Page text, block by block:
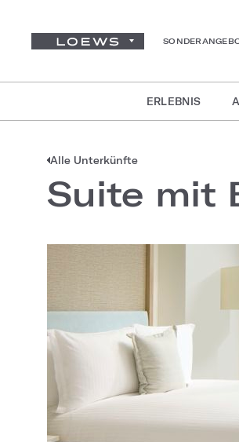
ERLEBNIS
Alle Unterkünfte
Suite mit